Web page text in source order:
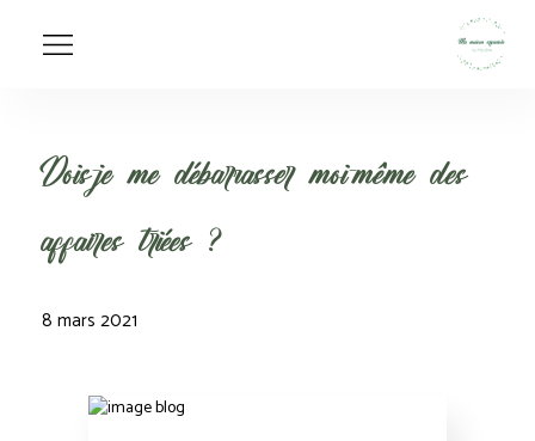
Dois-je me débarrasser moi-même des
affaires triées ?
8 mars 2021